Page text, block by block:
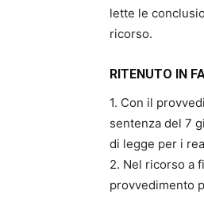
lette le
ricorso.
RITENUTO IN
1. Con il
sentenza del 7
di legge per i
2. Nel ricorso a
provvedimento